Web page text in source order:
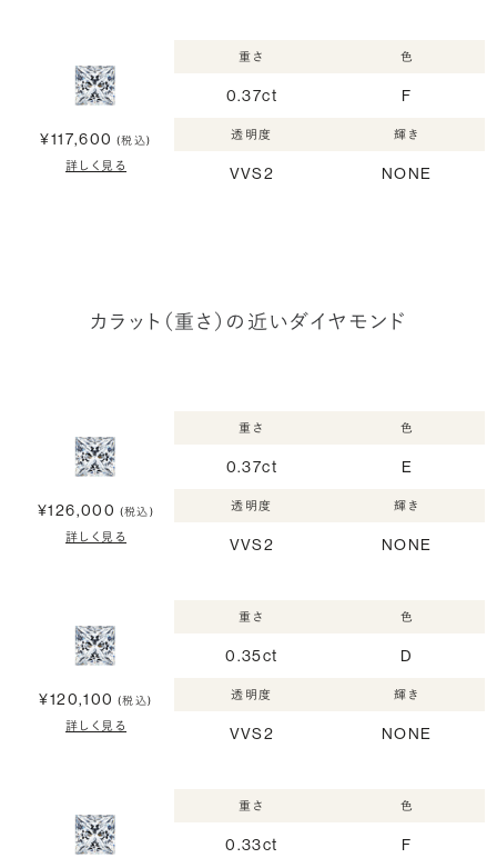
¥117,600 (税込)
詳しく見る
重さ
0.37ct
色
F
透明度
VVS2
輝き
NONE
カラット（重さ）の近いダイヤモンド
¥126,000 (税込)
詳しく見る
重さ
0.37ct
色
E
透明度
VVS2
輝き
NONE
¥120,100 (税込)
詳しく見る
重さ
0.35ct
色
D
透明度
VVS2
輝き
NONE
重さ
0.33ct
色
F